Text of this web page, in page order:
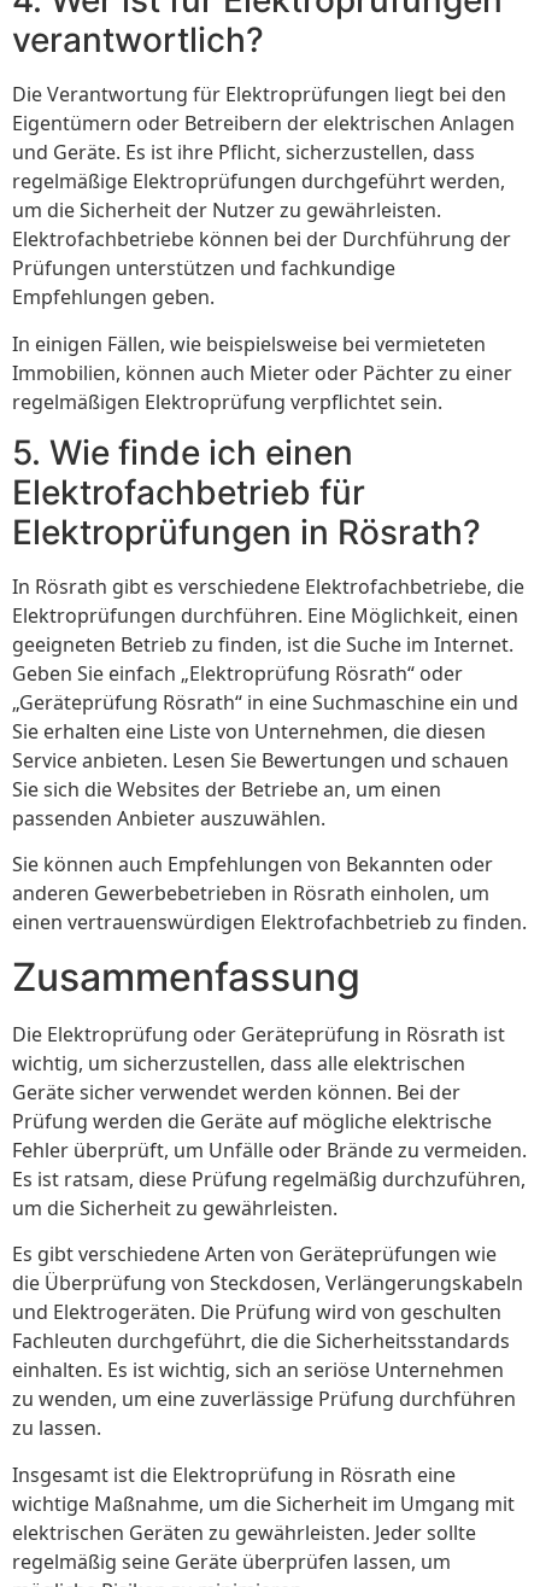
verantwortlich?
Die Verantwortung für Elektroprüfungen liegt bei den
Eigentümern oder Betreibern der elektrischen Anlagen
und Geräte. Es ist ihre Pflicht, sicherzustellen, dass
regelmäßige Elektroprüfungen durchgeführt werden,
um die Sicherheit der Nutzer zu gewährleisten.
Elektrofachbetriebe können bei der Durchführung der
Prüfungen unterstützen und fachkundige
Empfehlungen geben.
In einigen Fällen, wie beispielsweise bei vermieteten
Immobilien, können auch Mieter oder Pächter zu einer
regelmäßigen Elektroprüfung verpflichtet sein.
5. Wie finde ich einen
Elektrofachbetrieb für
Elektroprüfungen in Rösrath?
In Rösrath gibt es verschiedene Elektrofachbetriebe, die
Elektroprüfungen durchführen. Eine Möglichkeit, einen
geeigneten Betrieb zu finden, ist die Suche im Internet.
Geben Sie einfach „Elektroprüfung Rösrath“ oder
„Geräteprüfung Rösrath“ in eine Suchmaschine ein und
Sie erhalten eine Liste von Unternehmen, die diesen
Service anbieten. Lesen Sie Bewertungen und schauen
Sie sich die Websites der Betriebe an, um einen
passenden Anbieter auszuwählen.
Sie können auch Empfehlungen von Bekannten oder
anderen Gewerbebetrieben in Rösrath einholen, um
einen vertrauenswürdigen Elektrofachbetrieb zu finden.
Zusammenfassung
Die Elektroprüfung oder Geräteprüfung in Rösrath ist
wichtig, um sicherzustellen, dass alle elektrischen
Geräte sicher verwendet werden können. Bei der
Prüfung werden die Geräte auf mögliche elektrische
Fehler überprüft, um Unfälle oder Brände zu vermeiden.
Es ist ratsam, diese Prüfung regelmäßig durchzuführen,
um die Sicherheit zu gewährleisten.
Es gibt verschiedene Arten von Geräteprüfungen wie
die Überprüfung von Steckdosen, Verlängerungskabeln
und Elektrogeräten. Die Prüfung wird von geschulten
Fachleuten durchgeführt, die die Sicherheitsstandards
einhalten. Es ist wichtig, sich an seriöse Unternehmen
zu wenden, um eine zuverlässige Prüfung durchführen
zu lassen.
Insgesamt ist die Elektroprüfung in Rösrath eine
wichtige Maßnahme, um die Sicherheit im Umgang mit
elektrischen Geräten zu gewährleisten. Jeder sollte
regelmäßig seine Geräte überprüfen lassen, um